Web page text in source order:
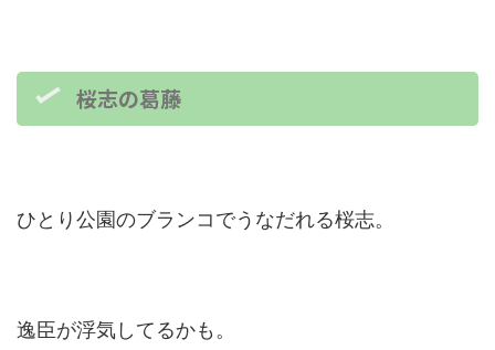
桜志の葛藤
ひとり公園のブランコでうなだれる桜志。
逸臣が浮気してるかも。